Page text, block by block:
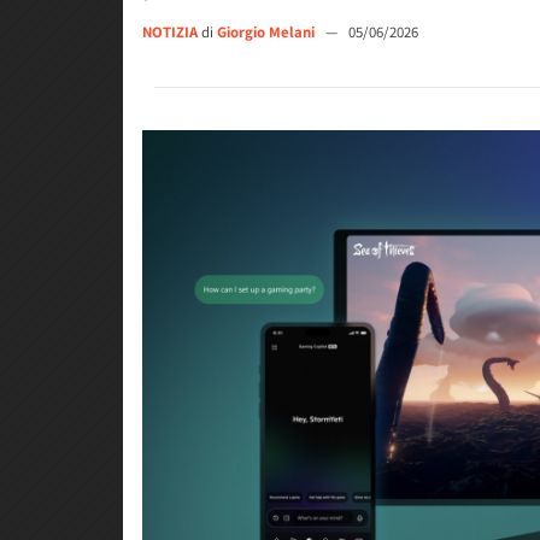
NOTIZIAdi Giorgio Melani — 05/06/2026